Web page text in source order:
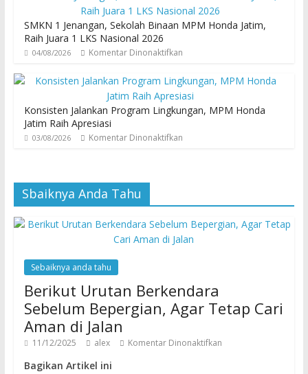
SMKN 1 Jenangan, Sekolah Binaan MPM Honda Jatim,
Raih Juara 1 LKS Nasional 2026
04/08/2026 Komentar Dinonaktifkan
Konsisten Jalankan Program Lingkungan, MPM Honda
Jatim Raih Apresiasi
03/08/2026 Komentar Dinonaktifkan
Sbaiknya Anda Tahu
Sebaiknya anda tahu
Berikut Urutan Berkendara
Sebelum Bepergian, Agar Tetap Cari
Aman di Jalan
11/12/2025 alex Komentar Dinonaktifkan
Bagikan Artikel ini